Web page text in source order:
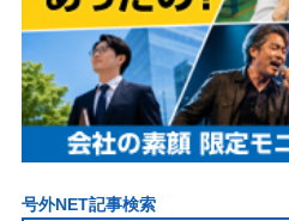
号外NET記事検索